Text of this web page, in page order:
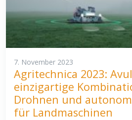
7. November 2023
Agritechnica 2023:
einzigartige
Drohnen und
für Landmaschinen